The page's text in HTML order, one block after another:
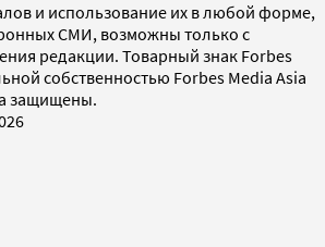
и использование их в любой форме,
СМИ, возможны только с
редакции. Товарный знак Forbes
собственностью Forbes Media Asia
защищены.